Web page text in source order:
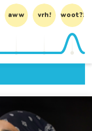
aww vrh! woot?!